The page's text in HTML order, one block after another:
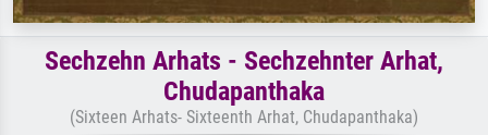
Sechzehn Arhats - Sechzehnter Arhat,
Chudapanthaka
(Sixteen Arhats- Sixteenth Arhat, Chudapanthaka)